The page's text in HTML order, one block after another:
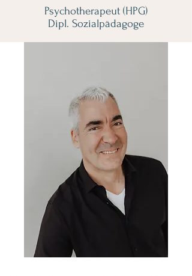
Psychotherapeut (HPG)
Dipl. Sozialpädagoge